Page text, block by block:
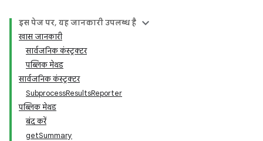
इस पेज पर, यह जानकारी उपलब्ध है
खास जानकारी
सार्वजनिक कंस्ट्रक्टर
पब्लिक मेथड
सार्वजनिक कंस्ट्रक्टर
SubprocessResultsReporter
पब्लिक मेथड
बंद करें
getSummary